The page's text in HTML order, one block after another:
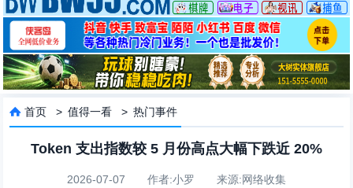
 首页 >值得一看 >热门事件
Token 支出指数较 5 月份高点大幅下跌近 20%
2026-07-07 作者:小罗 来源:网络收集